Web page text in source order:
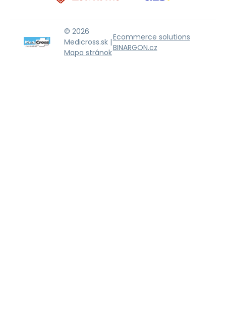
© 2026
Medicross.sk |
Mapa stránok
Ecommerce solutions
BINARGON.cz